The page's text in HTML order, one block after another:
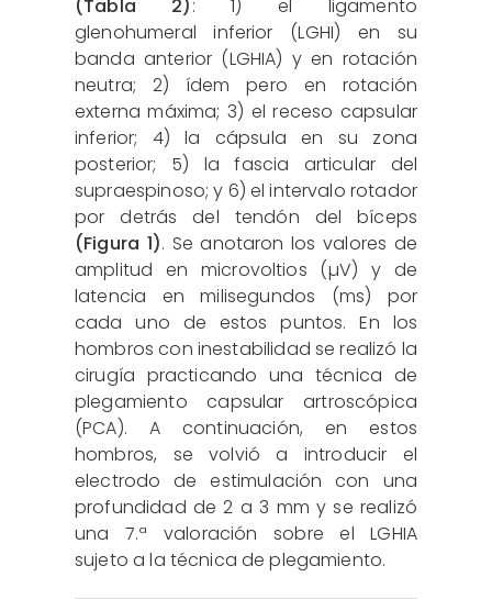
(Tabla 2): 1) el ligamento
glenohumeral inferior (LGHI) en su
banda anterior (LGHIA) y en rotación
neutra; 2) ídem pero en rotación
externa máxima; 3) el receso capsular
inferior; 4) la cápsula en su zona
posterior; 5) la fascia articular del
supraespinoso; y 6) el intervalo rotador
por detrás del tendón del bíceps
(Figura 1). Se anotaron los valores de
amplitud en microvoltios (µV) y de
latencia en milisegundos (ms) por
cada uno de estos puntos. En los
hombros con inestabilidad se realizó la
cirugía practicando una técnica de
plegamiento capsular artroscópica
(PCA). A continuación, en estos
hombros, se volvió a introducir el
electrodo de estimulación con una
profundidad de 2 a 3 mm y se realizó
una 7.ª valoración sobre el LGHIA
sujeto a la técnica de plegamiento.